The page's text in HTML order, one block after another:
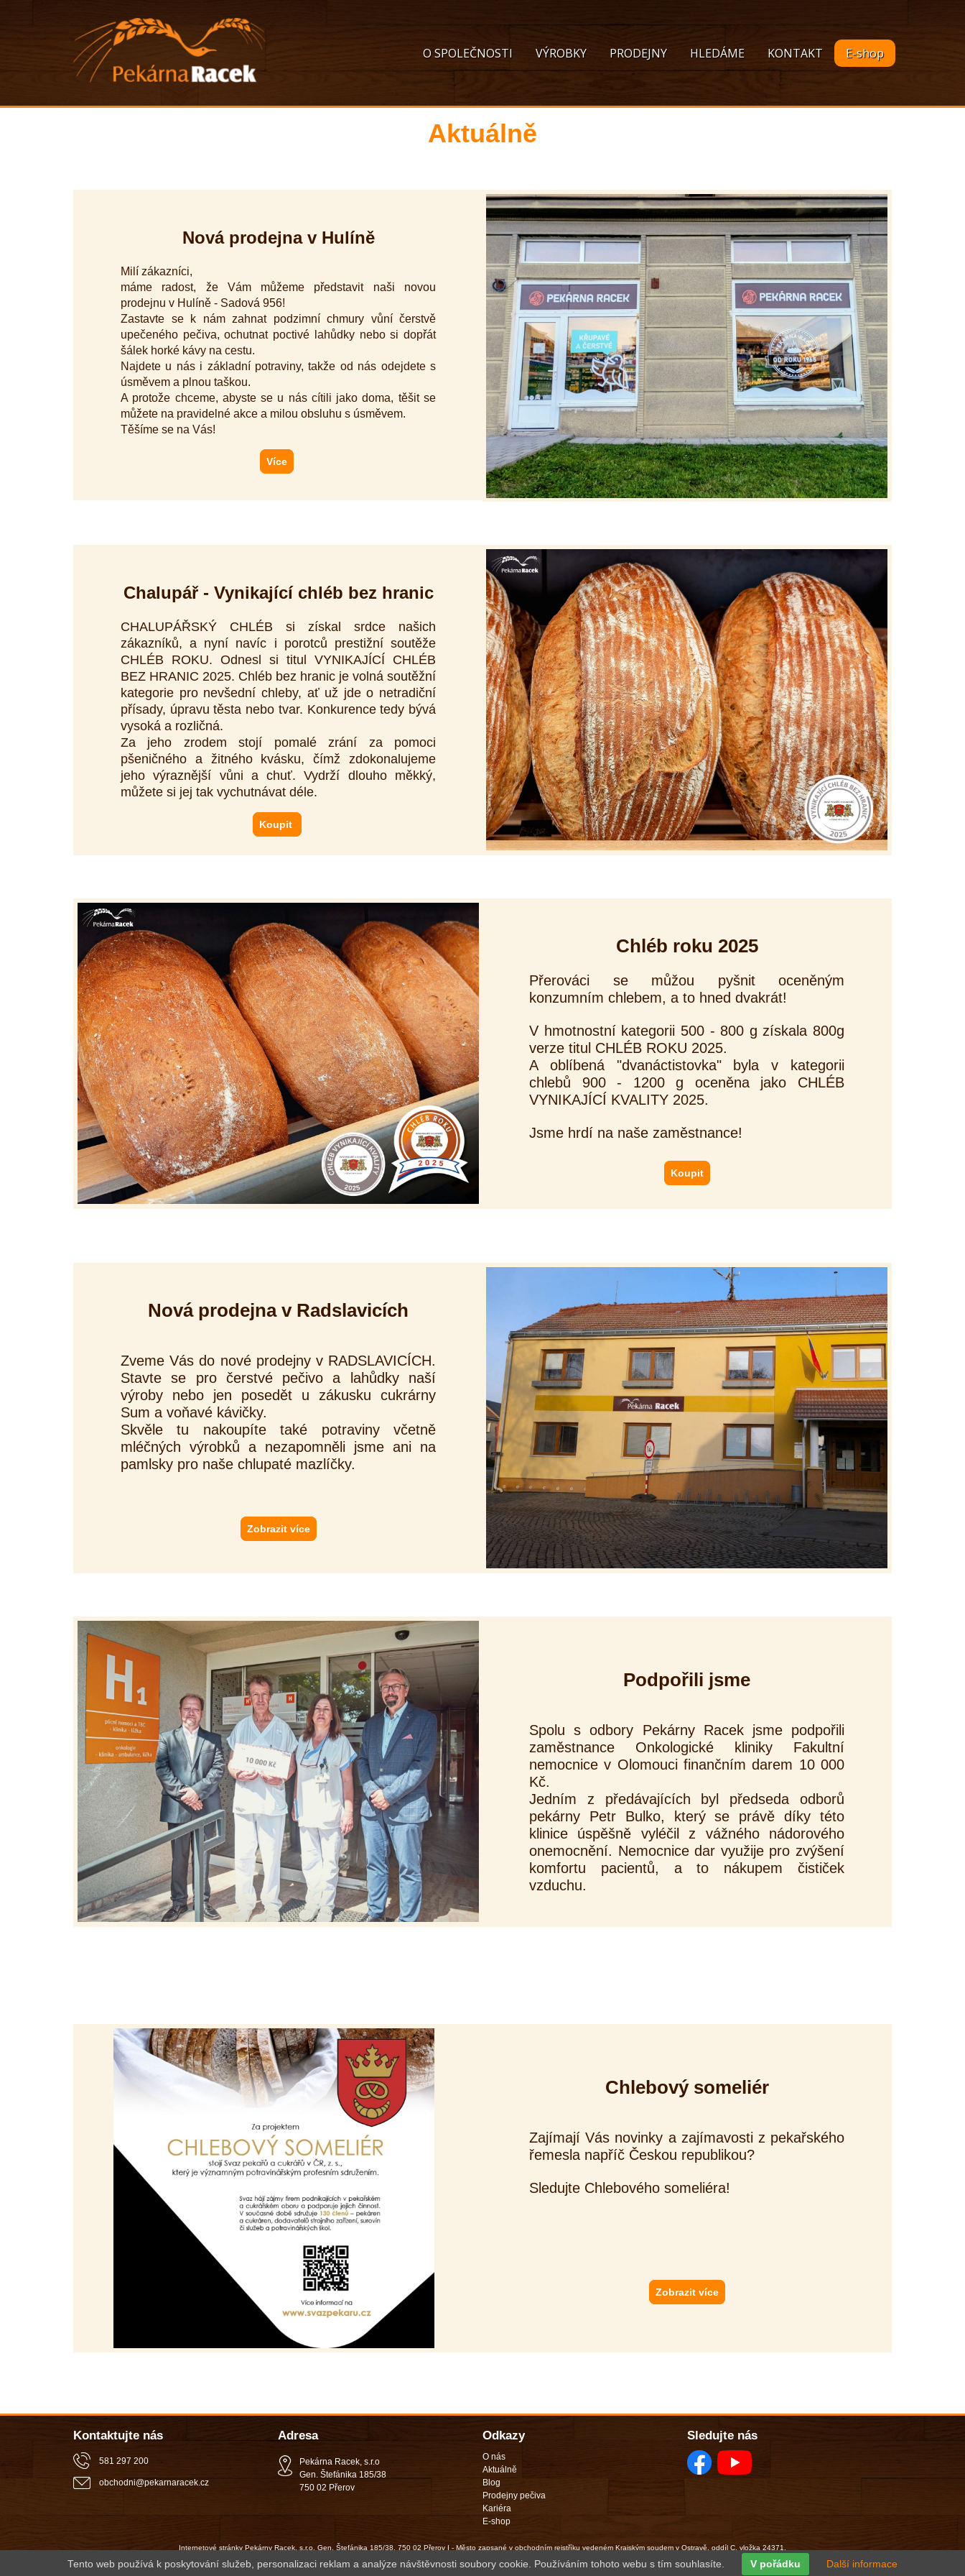
O SPOLEČNOSTI VÝROBKY PRODEJNY HLEDÁME KONTAKT E-shop
Aktuálně
Nová prodejna v Hulíně
Milí zákazníci,
máme radost, že Vám můžeme představit naši novou
prodejnu v Hulíně - Sadová 956!
Zastavte se k nám zahnat podzimní chmury vůní čerstvě
upečeného pečiva, ochutnat poctivé lahůdky nebo si dopřát
šálek horké kávy na cestu.
Najdete u nás i základní potraviny, takže od nás odejdete s
úsměvem a plnou taškou.
A protože chceme, abyste se u nás cítili jako doma, těšit se
můžete na pravidelné akce a milou obsluhu s úsměvem.
Těšíme se na Vás!
Více
Chalupář - Vynikající chléb bez hranic
CHALUPÁŘSKÝ CHLÉB si získal srdce našich
zákazníků, a nyní navíc i porotců prestižní soutěže
CHLÉB ROKU. Odnesl si titul VYNIKAJÍCÍ CHLÉB
BEZ HRANIC 2025. Chléb bez hranic je volná soutěžní
kategorie pro nevšední chleby, ať už jde o netradiční
přísady, úpravu těsta nebo tvar. Konkurence tedy bývá
vysoká a rozličná.
Za jeho zrodem stojí pomalé zrání za pomoci
pšeničného a žitného kvásku, čímž zdokonalujeme
jeho výraznější vůni a chuť. Vydrží dlouho měkký,
můžete si jej tak vychutnávat déle.
Koupit
Chléb roku 2025
Přerováci se můžou pyšnit oceněným
konzumním chlebem, a to hned dvakrát!
V hmotnostní kategorii 500 - 800 g získala 800g
verze titul CHLÉB ROKU 2025.
A oblíbená "dvanáctistovka" byla v kategorii
chlebů 900 - 1200 g oceněna jako CHLÉB
VYNIKAJÍCÍ KVALITY 2025.
Jsme hrdí na naše zaměstnance!
Koupit
Nová prodejna v Radslavicích
Zveme Vás do nové prodejny v RADSLAVICÍCH.
Stavte se pro čerstvé pečivo a lahůdky naší
výroby nebo jen posedět u zákusku cukrárny
Sum a voňavé kávičky.
Skvěle tu nakoupíte také potraviny včetně
mléčných výrobků a nezapomněli jsme ani na
pamlsky pro naše chlupaté mazlíčky.
Zobrazit více
Podpořili jsme
Spolu s odbory Pekárny Racek jsme podpořili
zaměstnance Onkologické kliniky Fakultní
nemocnice v Olomouci finančním darem 10 000
Kč.
Jedním z předávajících byl předseda odborů
pekárny Petr Bulko, který se právě díky této
klinice úspěšně vyléčil z vážného nádorového
onemocnění. Nemocnice dar využije pro zvýšení
komfortu pacientů, a to nákupem čističek
vzduchu.
Chlebový someliér
Zajímají Vás novinky a zajímavosti z pekařského
řemesla napříč Českou republikou?
Sledujte Chlebového someliéra!
Zobrazit více
Kontaktujte nás
581 297 200
obchodni@pekarnaracek cz
Adresa
Pekárna Racek, s.r.o
Gen. Štefánika 185/38
750 02 Přerov
Odkazy
O nás
Aktuálně
Blog
Prodejny pečiva
Kariéra
E-shop
Sledujte nás
© 2011-2026 • všechna práva vyhrazena
Internetové stránky Pekárny Racek, s.r.o. Gen. Štefánika 185/38, 750 02 Přerov I - Město zapsané v obchodním rejstříku vedeném Krajským soudem v Ostravě, oddíl C, vložka 24371.
Tento web používá k poskytování služeb, personalizaci reklam a analýze návštěvnosti soubory cookie. Používáním tohoto webu s tím souhlasíte. V pořádku Další informace